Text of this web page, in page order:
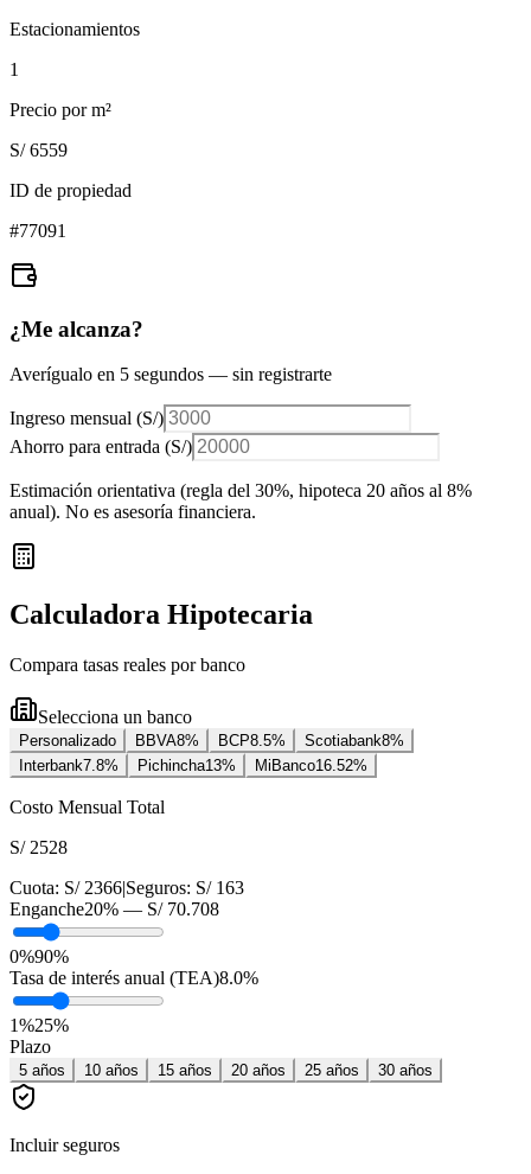
Estacionamientos
1
Precio por m²
S/ 6559
ID de propiedad
#77091
¿Me alcanza?
Averígualo en 5 segundos — sin registrarte
Ingreso mensual (S/)
Ahorro para entrada (S/)
Estimación orientativa (regla del 30%, hipoteca 20 años al 8%
anual). No es asesoría financiera.
Calculadora Hipotecaria
Compara tasas reales por banco
Selecciona un banco
Personalizado BBVA8% BCP8.5% Scotiabank8%
Interbank7.8% Pichincha13% MiBanco16.52%
Costo Mensual Total
S/ 2528
Cuota: S/ 2366|Seguros: S/ 163
Enganche20% — S/ 70.708
0%90%
Tasa de interés anual (TEA)8.0%
1%25%
Plazo
5 años 10 años 15 años 20 años 25 años 30 años
Incluir seguros